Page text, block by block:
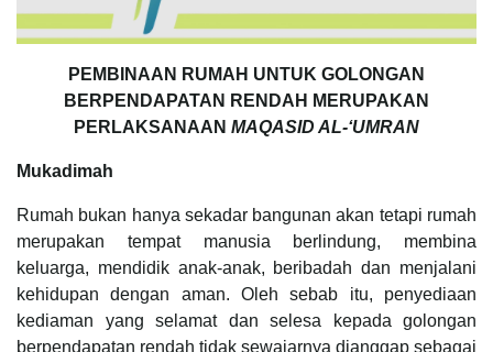
PEMBINAAN RUMAH UNTUK GOLONGAN
BERPENDAPATAN RENDAH MERUPAKAN
PERLAKSANAAN MAQASID AL-‘UMRAN
Mukadimah
Rumah bukan hanya sekadar bangunan akan tetapi rumah
merupakan tempat manusia berlindung, membina
keluarga, mendidik anak-anak, beribadah dan menjalani
kehidupan dengan aman. Oleh sebab itu, penyediaan
kediaman yang selamat dan selesa kepada golongan
berpendapatan rendah tidak sewajarnya dianggap sebagai